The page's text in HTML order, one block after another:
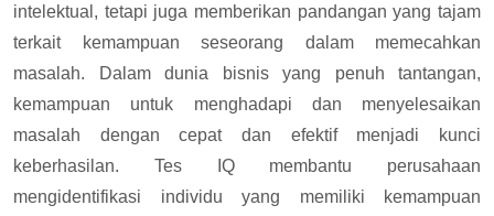
intelektual, tetapi juga memberikan pandangan yang tajam
terkait kemampuan seseorang dalam memecahkan
masalah. Dalam dunia bisnis yang penuh tantangan,
kemampuan untuk menghadapi dan menyelesaikan
masalah dengan cepat dan efektif menjadi kunci
keberhasilan. Tes IQ membantu perusahaan
mengidentifikasi individu yang memiliki kemampuan